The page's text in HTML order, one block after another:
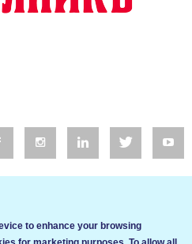
to enhance your browsing